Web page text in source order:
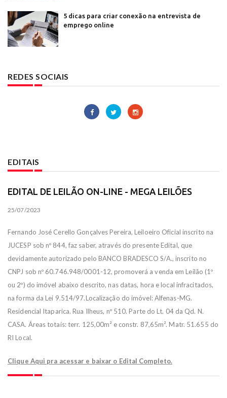
5 dicas para criar conexão na entrevista de
emprego online
REDES SOCIAIS
EDITAIS
EDITAL DE LEILÃO ON-LINE - MEGA LEILÕES
25/07/2023
Fernando José Cerello Gonçalves Pereira, Leiloeiro Oficial inscrito na
JUCESP sob nº 844, faz saber, através do presente Edital, que
devidamente autorizado pelo BANCO BRADESCO S/A., inscrito no
CNPJ sob nº 60.746.948/0001-12, promoverá a venda em Leilão (1º
ou 2º) do imóvel abaixo descrito, nas datas, hora e local infracitados,
na forma da Lei 9.514/97.Localização do imóvel: Alfenas-MG.
Residencial Itaparica. Rua Ilheus, nº 510. Parte do Lt. 04 da Qd. N.
CASA. Áreas totais: terr. 125,00m² e constr. 87,65m². Matr. 51.655 do
RI Local.
Clique Aqui pra acessar e baixar o Edital Completo.